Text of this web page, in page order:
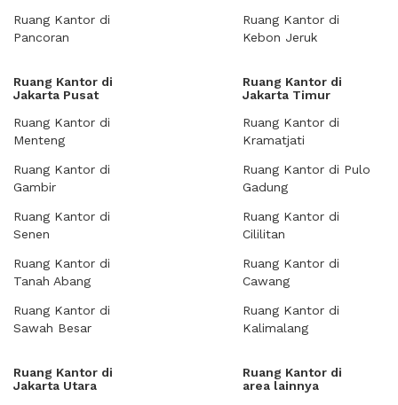
Ruang Kantor di
Pancoran
Ruang Kantor di
Kebon Jeruk
Ruang Kantor di
Jakarta Pusat
Ruang Kantor di
Menteng
Ruang Kantor di
Gambir
Ruang Kantor di
Senen
Ruang Kantor di
Tanah Abang
Ruang Kantor di
Sawah Besar
Ruang Kantor di
Jakarta Timur
Ruang Kantor di
Kramatjati
Ruang Kantor di Pulo
Gadung
Ruang Kantor di
Cililitan
Ruang Kantor di
Cawang
Ruang Kantor di
Kalimalang
Ruang Kantor di
Jakarta Utara
Ruang Kantor di
area lainnya